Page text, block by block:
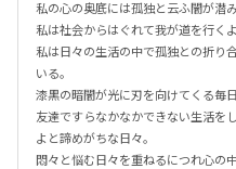
私の心の奥底には孤独と云ふ闇が潜
私は社会からはぐれて我が道を行く
私は日々の生活の中で孤独との折り
いる。
漆黒の暗闇が光に刃を向けてくる毎
友達ですらなかなかできない生活を
よと諦めがちな日々。
悶々と悩む日々を重ねるにつれ心の